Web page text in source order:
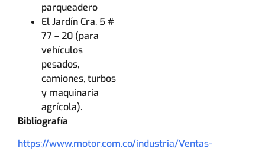
parqueadero
El Jardín Cra. 5 #
77 – 20 (para
vehículos
pesados,
camiones, turbos
y maquinaria
agrícola).
Bibliografía
https://www.motor.com.co/industria/Ventas-